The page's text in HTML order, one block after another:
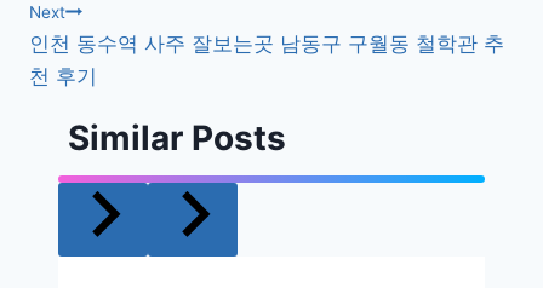
비
게
션
Next
인천 동수역 사주 잘보는곳 남동구 구월동 철학관 추
천 후기
Similar Posts